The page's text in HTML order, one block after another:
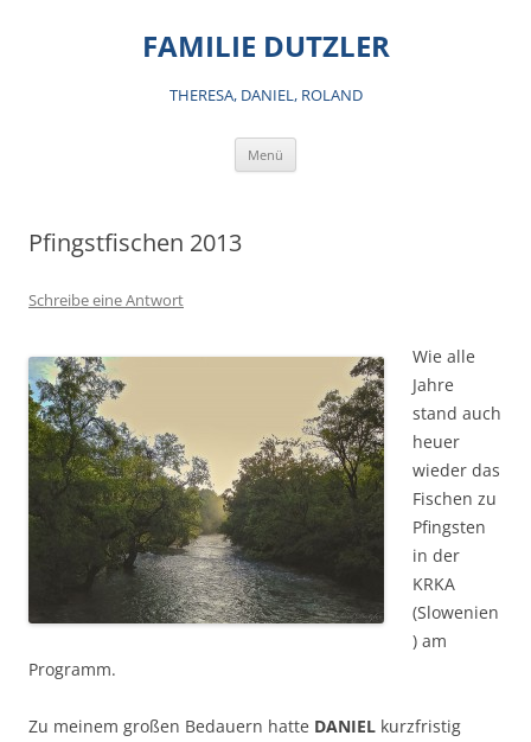
FAMILIE DUTZLER
THERESA, DANIEL, ROLAND
Menü
Pfingstfischen 2013
Schreibe eine Antwort
Wie alle
Jahre
stand auch
heuer
wieder das
Fischen zu
Pfingsten
in der
KRKA
(Slowenien
) am
Programm.
Zu meinem großen Bedauern hatte DANIEL kurzfristig